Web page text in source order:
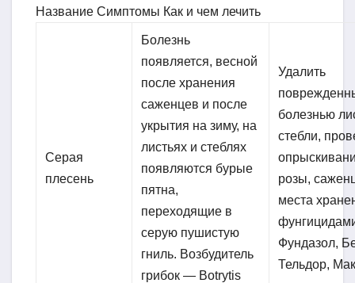
Название Симптомы Как и чем лечить
Серая
плесень
Болезнь
появляется, весной
после хранения
саженцев и после
укрытия на зиму, на
листьях и стеблях
появляются бурые
пятна,
переходящие в
серую пушистую
гниль. Возбудитель
грибок — Botrytis
Удалить
болезнью
стебли,
розы,
места
Фундазол,
Тельдор,